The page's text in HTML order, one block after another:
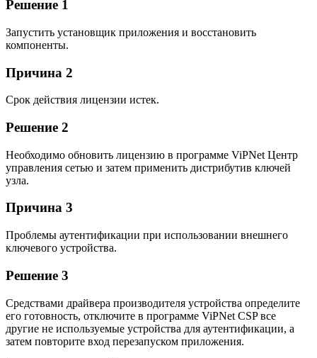
Решение 1
Запустить установщик приложения и восстановить
компоненты.
Причина 2
Срок действия лицензии истек.
Решение 2
Необходимо обновить лицензию в программе ViPNet Центр
управления сетью и затем применить дистрибутив ключей
узла.
Причина 3
Проблемы аутентификации при использовании внешнего
ключевого устройства.
Решение 3
Средствами драйвера производителя устройства определите
его готовность, отключите в программе ViPNet CSP все
другие не используемые устройства для аутентификации, а
затем повторите вход перезапуском приложения.